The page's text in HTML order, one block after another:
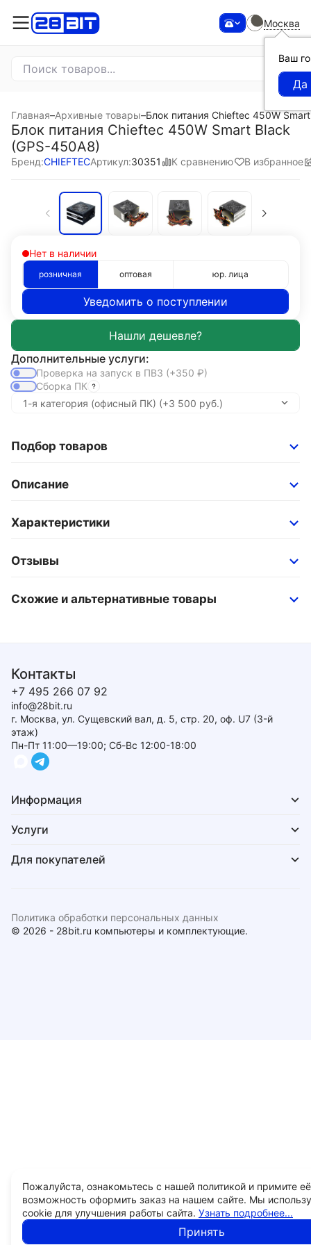
Москва
Ваш
Главная–Архивные товары–Блок питания Chieftec 450W
Блок питания Chieftec 450W Smart Black
(GPS-450A8)
Бренд:CHIEFTECАртикул:30351 К сравнению В избранное
Нет в наличии
розничная оптовая юр. лица
Уведомить о поступлении
Дополнительные услуги:
Проверка на запуск в ПВЗ (+350 ₽)
Сборка ПК
Подбор товаров
Описание
Характеристики
Отзывы
Схожие и альтернативные товары
Контакты
+7 495 266 07 92
info@28bit.ru
г. Москва, ул. Сущевский вал, д. 5, стр. 20, оф. U7 (3-й
этаж)
Пн-Пт 11:00—19:00; Сб-Вс 12:00-18:00
Информация
Услуги
Для покупателей
© 2026 - 28bit.ru компьютеры и комплектующие.
Политика обработки персональных данных
Пожалуйста, ознакомьтесь с нашей политикой и примите
возможность оформить заказ на нашем сайте. Мы
cookie для улучшения работы сайта. Узнать подробнее...
Принять